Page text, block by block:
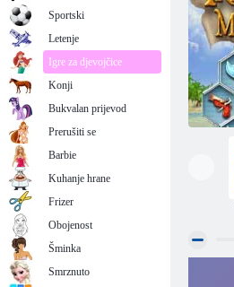
Sportski
Letenje
Igre za djevojčice
Konji
Bukvalan prijevod
Prerušiti se
Barbie
Kuhanje hrane
Frizer
Obojenost
Šminka
Smrznuto